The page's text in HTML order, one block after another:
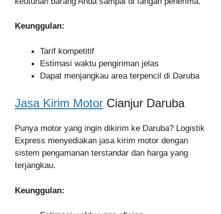
Keunggulan:
Tarif kompetitif
Estimasi waktu pengiriman jelas
Dapat menjangkau area terpencil di Daruba
Jasa Kirim Motor Cianjur Daruba
Punya motor yang ingin dikirim ke Daruba? Logistik
Express menyediakan jasa kirim motor dengan
sistem pengamanan terstandar dan harga yang
terjangkau.
Keunggulan: